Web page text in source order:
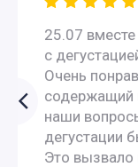
25.07
с
Очень
содержащий
наши
дегустации
Это вызвало